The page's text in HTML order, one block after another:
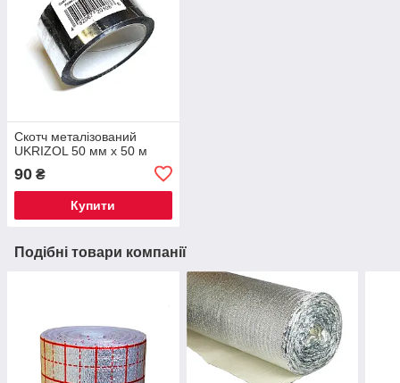
Скотч металізований
UKRIZOL 50 мм х 50 м
90 ₴
Купити
Подібні товари компанії